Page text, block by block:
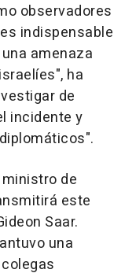
observadores
indispensable
amenaza
ha
de
incidente y
de
este
Saar.
una